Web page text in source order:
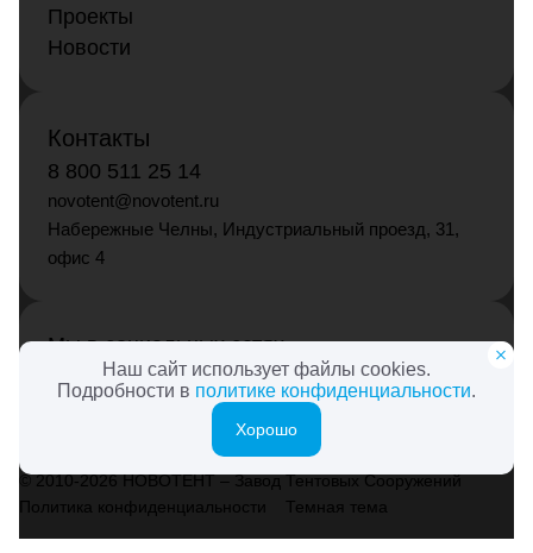
Наш сайт использует файлы cookies.
Подробности в политике конфиденциальности.
Хорошо
Проекты
Новости
Контакты
8 800 511 25 14
novotent@novotent.ru
Набережные Челны, Индустриальный проезд, 31,
офис 4
Мы в социальных сетях
© 2010-2026 НОВОТЕНТ – Завод Тентовых Сооружений
Политика конфиденциальности
Темная тема